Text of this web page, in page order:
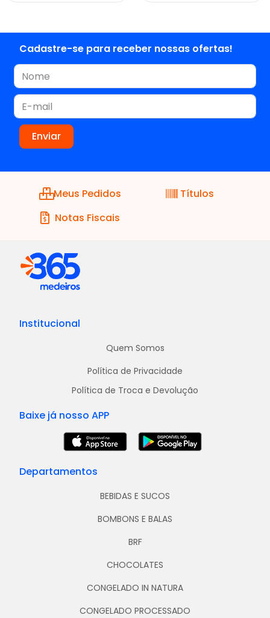
Cadastre-se para receber nossas ofertas!
Meus Pedidos
Títulos
Notas Fiscais
Institucional
Quem Somos
Política de Privacidade
Política de Troca e Devolução
Baixe já nosso APP
Departamentos
BEBIDAS E SUCOS
BOMBONS E BALAS
BRF
CHOCOLATES
CONGELADO IN NATURA
CONGELADO PROCESSADO